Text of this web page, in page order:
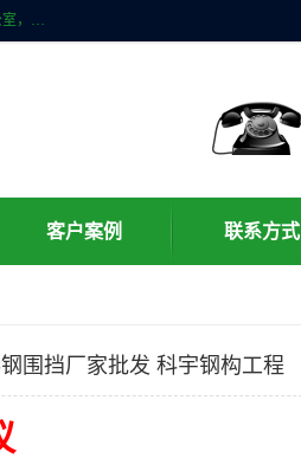
山东滨州科宇钢构工程有限公司是一家专业生产安装钢结构，彩钢房，活动房。主要产品有：彩钢房，活动房，彩钢围挡，工地临舍，临时办公室，民用建筑等生成安装；我们一贯坚持；诚信经营，薄利多销的经营理念。愿与广大的新老客户共创美好未来
客户案例 联系方式
围挡厂家批发 科宇钢构工程